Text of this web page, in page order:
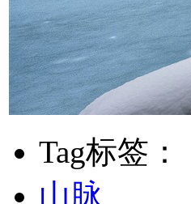
Tag标签：
山脉